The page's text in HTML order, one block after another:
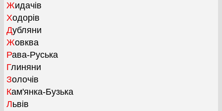
Жидачів
Ходорів
Дубляни
Жовква
Рава-Руська
Глиняни
Золочів
Кам'янка-Бузька
Львів